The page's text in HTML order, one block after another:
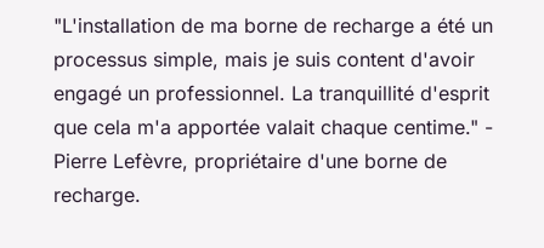
"L'installation de ma borne de recharge a été un
processus simple, mais je suis content d'avoir
engagé un professionnel. La tranquillité d'esprit
que cela m'a apportée valait chaque centime." -
Pierre Lefèvre, propriétaire d'une borne de
recharge.